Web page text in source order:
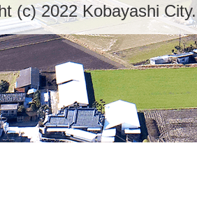
(c) 2022 Kobayashi